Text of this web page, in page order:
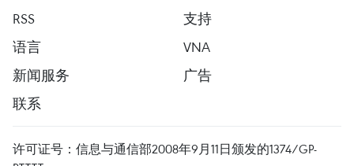
RSS
支持
语言
VNA
新闻服务
广告
联系
许可证号：信息与通信部2008年9月11日颁发的1374/GP-